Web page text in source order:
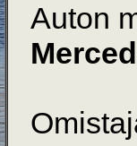
Auton